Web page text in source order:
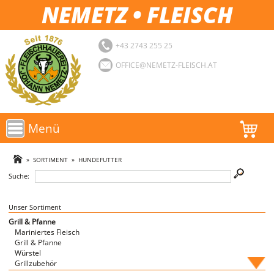
NEMETZ • FLEISCH
+43 2743 255 25
OFFICE@NEMETZ-FLEISCH.AT
Menü
AKTIONEN
SORTIMENT
LOGIN
FAVORITEN
» SORTIMENT» HUNDEFUTTER
Suche:
Unser Sortiment
Grill & Pfanne
Mariniertes Fleisch
Grill & Pfanne
Würstel
Grillzubehör